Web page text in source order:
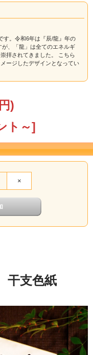
した。
上昇する「昇り
なっています。
いと言われていま
いただきますの
は表現できない
ますと幸いで
す。令和6年は『辰/龍』年の
、「龍」は全てのエネルギ
拝されてきました。 こちら
ージしたデザインとなってい
)
ト～]
×
干支色紙